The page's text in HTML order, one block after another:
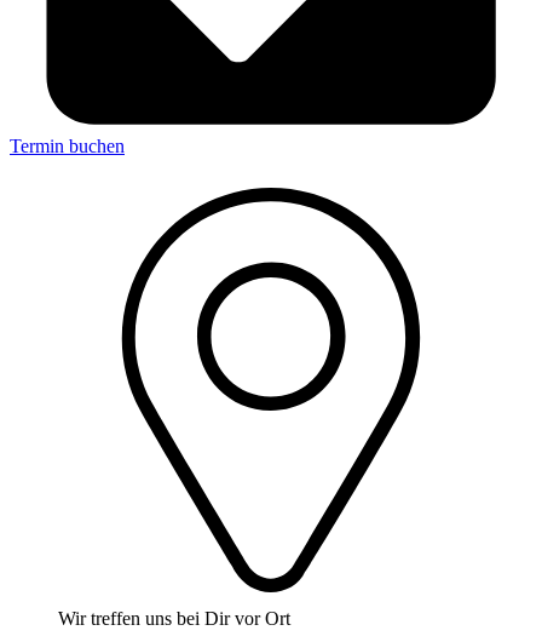
Termin buchen
Wir treffen uns bei Dir vor Ort